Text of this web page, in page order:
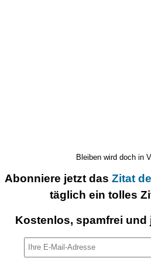
Bleiben wird doch in
Abonniere jetzt das Zitat
täglich ein tolles
Kostenlos, spamfrei und